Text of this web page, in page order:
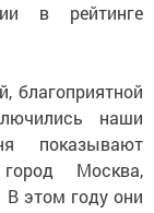
в рейтинге
благоприятной
наши
показывают
Москва,
В этом году они